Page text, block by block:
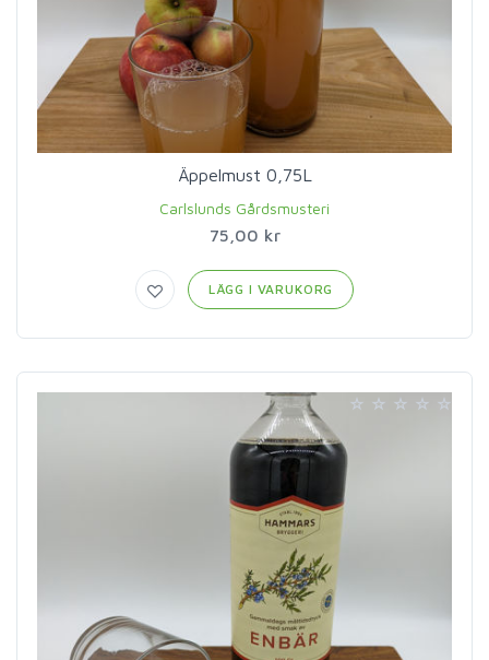
Äppelmust 0,75L
Carlslunds Gårdsmusteri
75,00 kr
LÄGG I VARUKORG